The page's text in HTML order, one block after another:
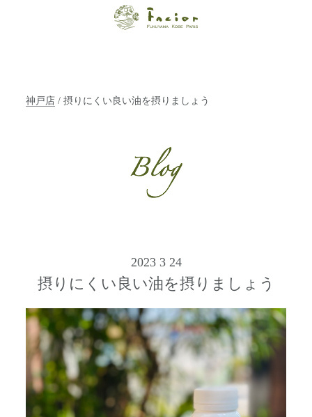
ン ファシオー
輝く美をトータ
ルでご提案しま
す。
神戸店 / 摂りにくい良い油を摂りましょう
2023 3 24
摂りにくい良い油を摂りましょう